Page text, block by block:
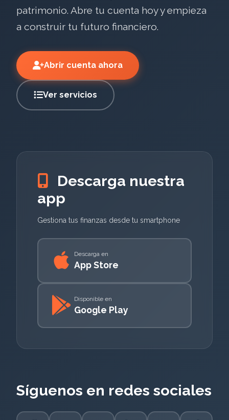
patrimonio. Abre tu cuenta hoy y empieza
a construir tu futuro financiero.
Abrir cuenta ahora
Ver servicios
Descarga nuestra
app
Gestiona tus finanzas desde tu smartphone
Descarga en
App Store
Disponible en
Google Play
Síguenos en redes sociales